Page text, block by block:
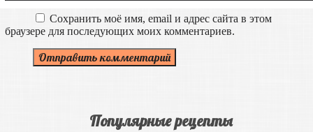
Сохранить моё имя, email и адрес сайта в этом
браузере для последующих моих комментариев.
Популярные рецепты